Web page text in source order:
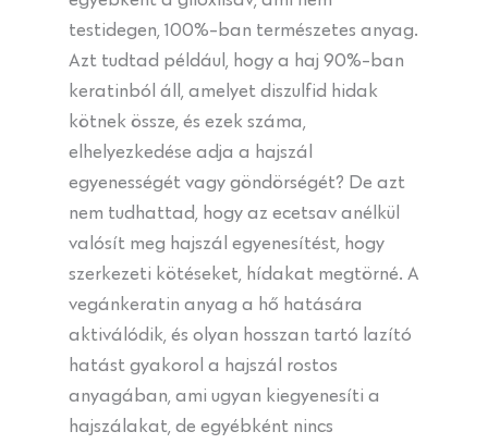
testidegen, 100%-ban természetes anyag.
Azt tudtad például, hogy a haj 90%-ban
keratinból áll, amelyet diszulfid hidak
kötnek össze, és ezek száma,
elhelyezkedése adja a hajszál
egyenességét vagy göndörségét? De azt
nem tudhattad, hogy az ecetsav anélkül
valósít meg hajszál egyenesítést, hogy
szerkezeti kötéseket, hídakat megtörné. A
vegánkeratin anyag a hő hatására
aktiválódik, és olyan hosszan tartó lazító
hatást gyakorol a hajszál rostos
anyagában, ami ugyan kiegyenesíti a
hajszálakat, de egyébként nincs